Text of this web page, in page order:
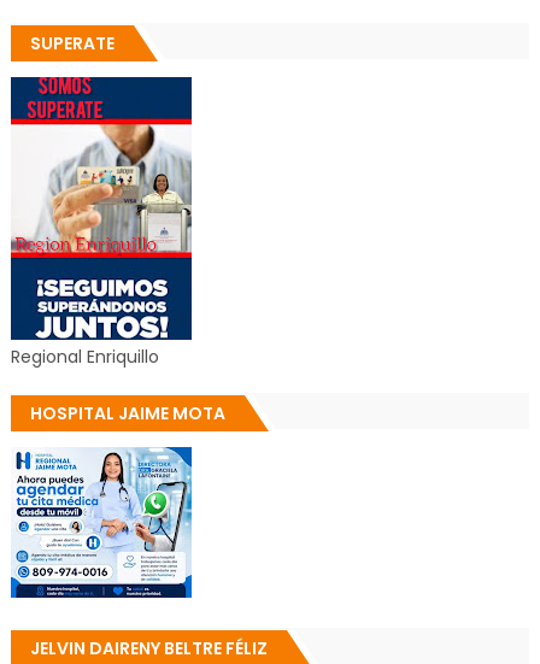
SUPERATE
Regional Enriquillo
HOSPITAL JAIME MOTA
JELVIN DAIRENY BELTRE FÉLIZ